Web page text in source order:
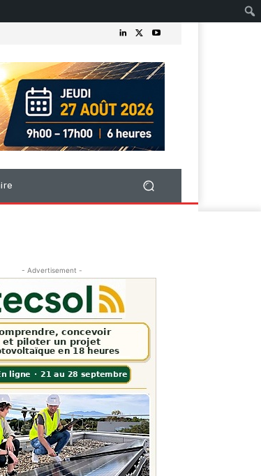
- Advertisement -